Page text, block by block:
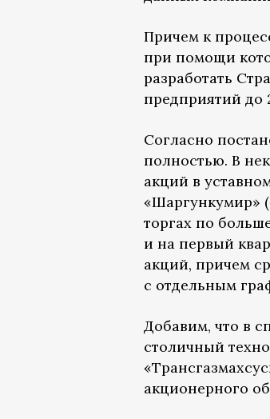
Причем к
при помощи
разработать
предприятий до
Согласно
полностью. В
акций в
«Шаргункумир»
торгах по
и на первый
акций, причем
с отдельным
Добавим, что в
столичный
акционерного